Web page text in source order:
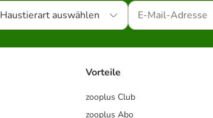
Haustierart auswählen
Vorteile
zooplus Club
zooplus Abo